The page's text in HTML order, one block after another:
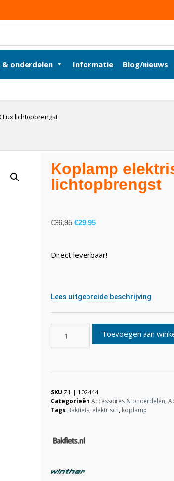
& onderdelen Informatie Blog/nieuws
Lux lichtopbrengst
Koplamp
lichtopbrengst
€36,95 €29,95
Direct leverbaar!
Lees uitgebreide beschrijving
Toevoegen aan
SKU Z1 | 102444
Categorieën Accessoires & onderdelen,
Tags Bakfiets, elektrisch, koplamp